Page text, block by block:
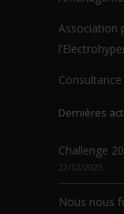
Association
Dernières
Challenge
22/12/2025
Nous nous